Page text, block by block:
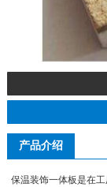
产品介绍
保温装饰一体板是在